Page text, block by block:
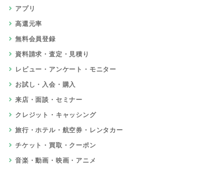
アプリ
高還元率
無料会員登録
資料請求・査定・見積り
レビュー・アンケート・モニター
お試し・入会・購入
来店・面談・セミナー
クレジット・キャッシング
旅行・ホテル・航空券・レンタカー
チケット・買取・クーポン
音楽・動画・映画・アニメ